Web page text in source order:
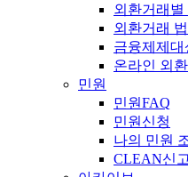
외환거래별
외환거래
금융제제
온라인 외
민원
민원FAQ
민원신청
나의 민원
CLEAN신고